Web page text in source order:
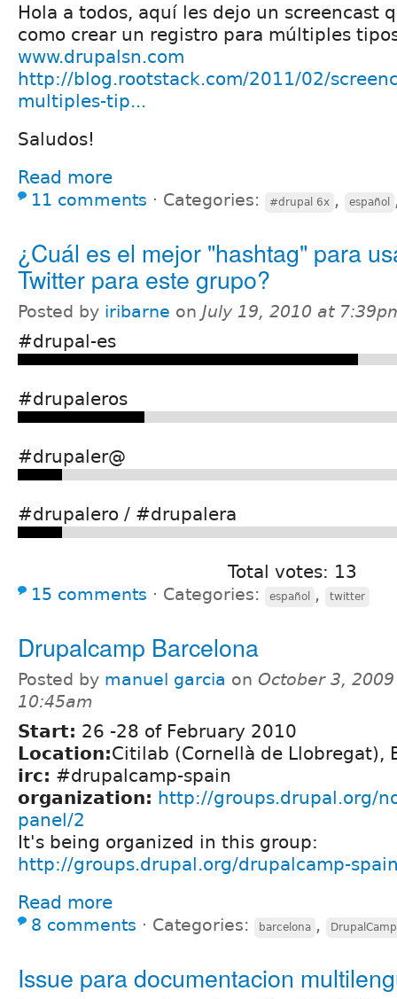
Hola a todos, aquí les dejo un screencast
como crear un registro para múltiples
www.drupalsn.com
http://blog.rootstack.com/2011/02/
multiples-tip...
Saludos!
Read more
11 comments ⋅ Categories: #drupal 6x , español
¿Cuál es el mejor "hashtag" para
Twitter para este grupo?
Posted by iribarne on July 19, 2010 at
#drupal-es
#drupaleros
#drupaler@
#drupalero / #drupalera
Total votes: 13
15 comments ⋅ Categories: español , twitter
Drupalcamp Barcelona
Posted by manuel garcia on October 3,
10:45am
Start: 26 -28 of February 2010
Location:Citilab (Cornellà de Llobregat),
irc: #drupalcamp-spain
organization: http://groups.drupal.org/
panel/2
It's being organized in this group:
http://groups.drupal.org/drupalcamp-
Read more
8 comments ⋅ Categories: barcelona , DrupalCamp
Issue para documentacion